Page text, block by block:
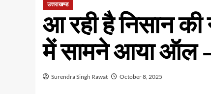
उत्तराखण्ड
आ रही है निसान
में सामने आया ऑल
Surendra Singh Rawat October 8, 2025